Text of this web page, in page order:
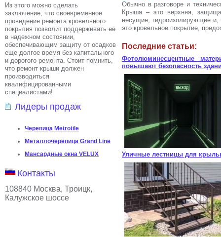
Из этого можно сделать
заключение, что своевременное
проведение ремонта кровельного
покрытия позволит поддерживать её
в надежном состоянии,
обеспечивающим защиту от осадков
еще долгое время без капитального
и дорогого ремонта. Стоит помнить,
что ремонт крыши должен
производиться
квалифицированными
специалистами!
Лидеры продаж
Черепица Metrotile
Металлочерепица Grand Line
Мансардные окна VELUX
Контакты
108840 Москва, Троицк,
Калужское шоссе
Обычно в разговоре и
Крыша – это верхняя,
несущие, гидроизолирующие
это кровельное покрытие,
Последние статьи:
Фотолюминесцентные
повышают безопасность
Уличные лестницы для